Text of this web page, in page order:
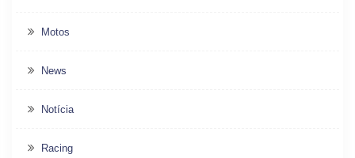
Motos
News
Notícia
Racing